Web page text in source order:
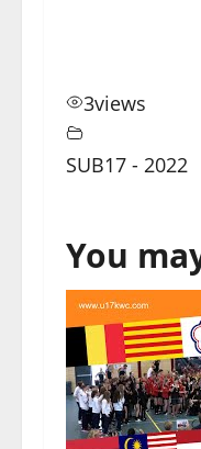
3views
SUB17 - 2022
You